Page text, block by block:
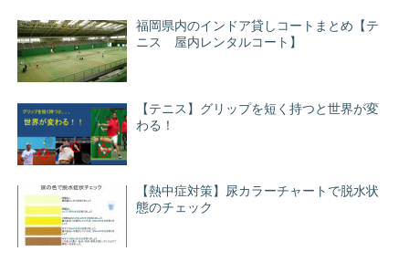
福岡県内のインドア貸しコートまとめ【テ
ニス 屋内レンタルコート】
【テニス】グリップを短く持つと世界が変
わる！
【熱中症対策】尿カラーチャートで脱水状
態のチェック